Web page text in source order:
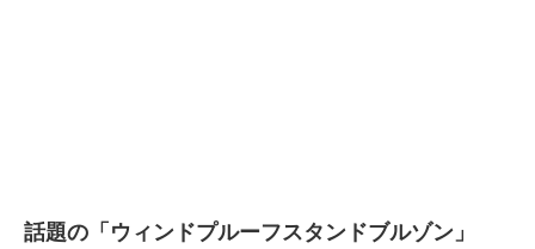
ちょっと気になるネットの話題
話題の「ウィンドプルーフスタンドブルゾン」